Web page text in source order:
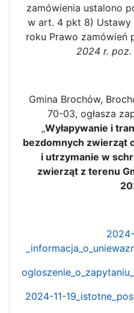
zamówienia ustalono
w art. 4 pkt 8) Ustawy
roku Prawo zamówień
2024 r.
Gmina Brochów,
70-03, ogłasza
„Wyłapywanie i
bezdomnych zwierząt
i utrzymanie w
zwierząt z terenu
2024-11-